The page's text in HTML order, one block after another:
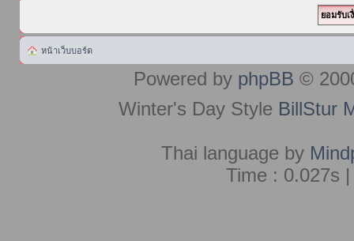
หน้าเว็บบอร์ด
Powered by phpBB ©
Winter's Day Style BillStur
Thai language by
Time : 0.027s